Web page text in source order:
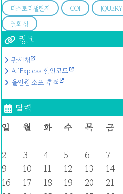
티스토리챌린지
COI
JQUERY
열화상
링크
관세청
AliExpress 할인코드
올인원 소포 추적
달력
일 월 화 수 목 금
2
3 4 5 6 7
9
10 11 12 13 14
16
17 18 19 20 21